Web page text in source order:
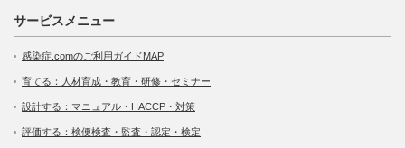
サービスメニュー
感染症.comのご利用ガイドMAP
育てる：人材育成・教育・研修・セミナー
設計する：マニュアル・HACCP・対策
評価する：検便検査・監査・認定・検定